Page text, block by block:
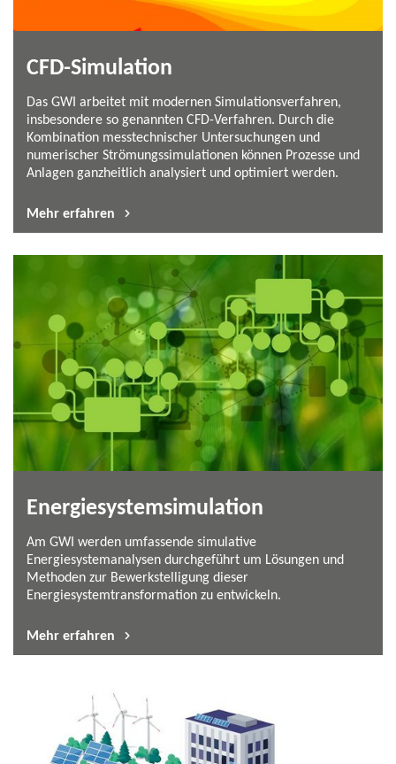
Das GWI arbeitet mit modernen Simulationsverfahren,
Kombination messtechnischer Untersuchungen und
numerischer Strömungssimulationen können Prozesse und
Mehr erfahren
Energiesystemsimulation
Am GWI werden umfassende simulative
Methoden zur Bewerkstelligung dieser
Energiesystemtransformation zu entwickeln.
Mehr erfahren